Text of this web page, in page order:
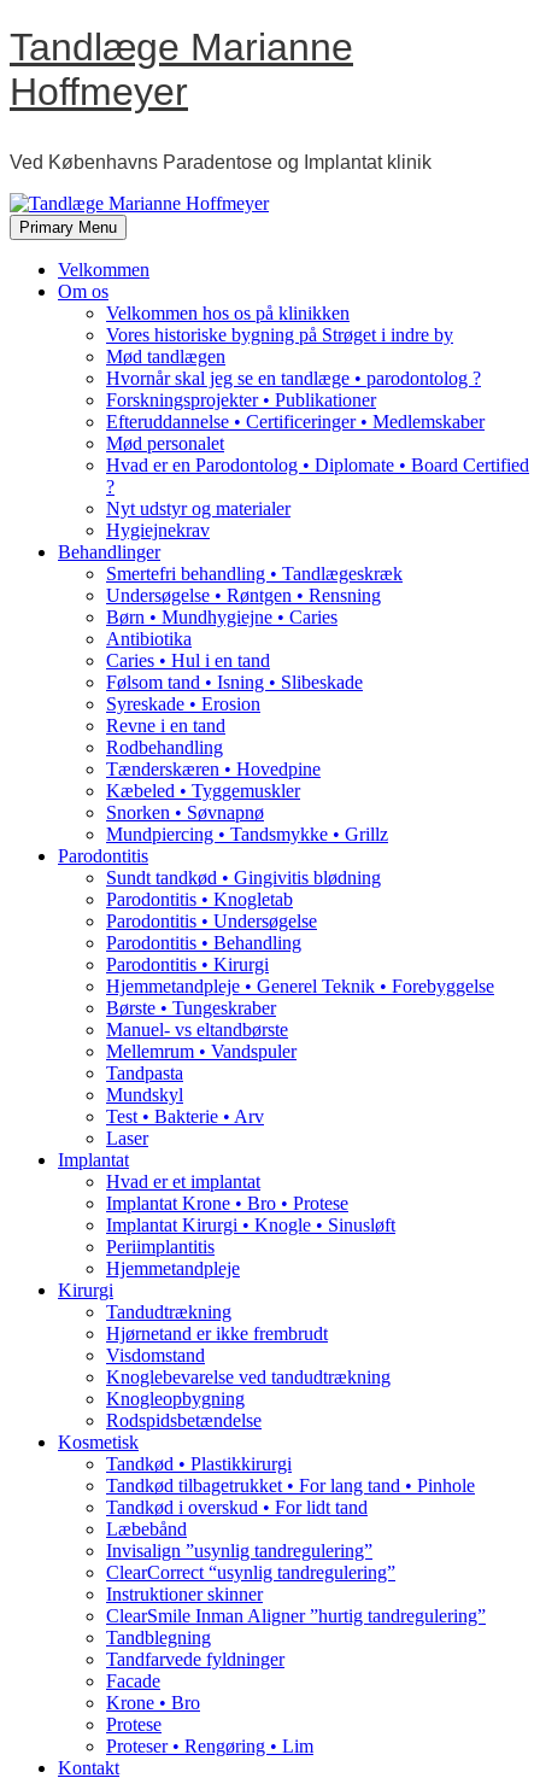
Skip
to
content
Tandlæge Marianne
Hoffmeyer
Ved Københavns Paradentose og Implantat klinik
Primary Menu
Velkommen
Om os
Velkommen hos os på klinikken
Vores historiske bygning på Strøget i indre by
Mød tandlægen
Hvornår skal jeg se en tandlæge • parodontolog ?
Forskningsprojekter • Publikationer
Efteruddannelse • Certificeringer • Medlemskaber
Mød personalet
Hvad er en Parodontolog • Diplomate • Board Certified
?
Nyt udstyr og materialer
Hygiejnekrav
Behandlinger
Smertefri behandling • Tandlægeskræk
Undersøgelse • Røntgen • Rensning
Børn • Mundhygiejne • Caries
Antibiotika
Caries • Hul i en tand
Følsom tand • Isning • Slibeskade
Syreskade • Erosion
Revne i en tand
Rodbehandling
Tænderskæren • Hovedpine
Kæbeled • Tyggemuskler
Snorken • Søvnapnø
Mundpiercing • Tandsmykke • Grillz
Parodontitis
Sundt tandkød • Gingivitis blødning
Parodontitis • Knogletab
Parodontitis • Undersøgelse
Parodontitis • Behandling
Parodontitis • Kirurgi
Hjemmetandpleje • Generel Teknik • Forebyggelse
Børste • Tungeskraber
Manuel- vs eltandbørste
Mellemrum • Vandspuler
Tandpasta
Mundskyl
Test • Bakterie • Arv
Laser
Implantat
Hvad er et implantat
Implantat Krone • Bro • Protese
Implantat Kirurgi • Knogle • Sinusløft
Periimplantitis
Hjemmetandpleje
Kirurgi
Tandudtrækning
Hjørnetand er ikke frembrudt
Visdomstand
Knoglebevarelse ved tandudtrækning
Knogleopbygning
Rodspidsbetændelse
Kosmetisk
Tandkød • Plastikkirurgi
Tandkød tilbagetrukket • For lang tand • Pinhole
Tandkød i overskud • For lidt tand
Læbebånd
Invisalign ”usynlig tandregulering”
ClearCorrect “usynlig tandregulering”
Instruktioner skinner
ClearSmile Inman Aligner ”hurtig tandregulering”
Tandblegning
Tandfarvede fyldninger
Facade
Krone • Bro
Protese
Proteser • Rengøring • Lim
Kontakt